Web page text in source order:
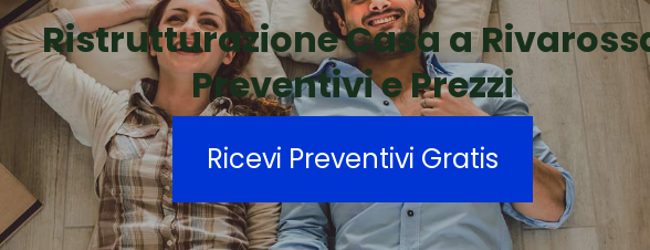
Ristrutturazione Casa a
Preventivi e Prezzi
Ricevi Preventivi Gratis